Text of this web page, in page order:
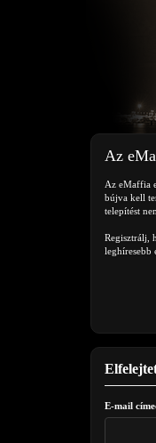
Az
Az eMaffia
bújva kell
telepítést
Regisztrálj,
leghíresebb
E-mail